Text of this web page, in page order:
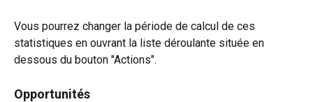
Vous pourrez changer la période de calcul de ces
statistiques en ouvrant la liste déroulante située en
dessous du bouton "Actions".
Opportunités